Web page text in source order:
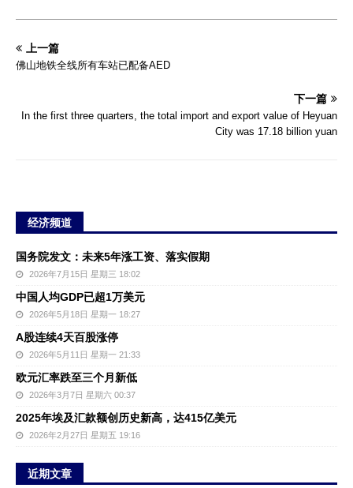
上一篇
佛山地铁全线所有车站已配备AED
下一篇
In the first three quarters, the total import and export value of Heyuan
City was 17.18 billion yuan
经济频道
国务院发文：未来5年涨工资、落实假期
2026年7月15日 星期三 18:02
中国人均GDP已超1万美元
2026年5月18日 星期一 18:27
A股连续4天百股涨停
2026年5月11日 星期一 21:33
欧元汇率跌至三个月新低
2026年3月7日 星期六 00:37
2025年埃及汇款额创历史新高，达415亿美元
2026年2月27日 星期五 19:16
近期文章